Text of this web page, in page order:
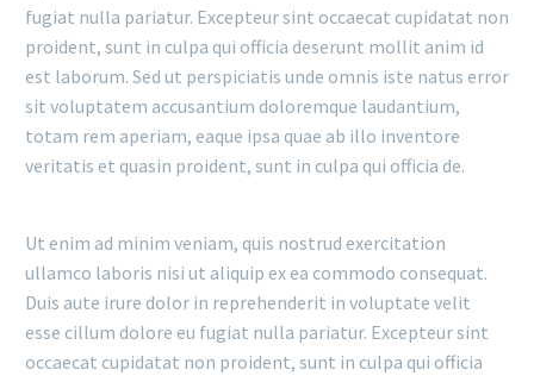
fugiat nulla pariatur. Excepteur sint occaecat cupidatat non
proident, sunt in culpa qui officia deserunt mollit anim id
est laborum. Sed ut perspiciatis unde omnis iste natus error
sit voluptatem accusantium doloremque laudantium,
totam rem aperiam, eaque ipsa quae ab illo inventore
veritatis et quasin proident, sunt in culpa qui officia de.
Ut enim ad minim veniam, quis nostrud exercitation
ullamco laboris nisi ut aliquip ex ea commodo consequat.
Duis aute irure dolor in reprehenderit in voluptate velit
esse cillum dolore eu fugiat nulla pariatur. Excepteur sint
occaecat cupidatat non proident, sunt in culpa qui officia